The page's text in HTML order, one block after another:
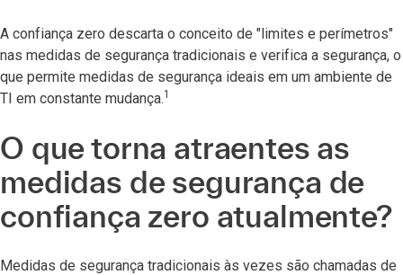
A confiança zero descarta o conceito de "limites e perímetros"
nas medidas de segurança tradicionais e verifica a segurança, o
que permite medidas de segurança ideais em um ambiente de
TI em constante mudança.1
O que torna atraentes as
medidas de segurança de
confiança zero atualmente?
Medidas de segurança tradicionais às vezes são chamadas de